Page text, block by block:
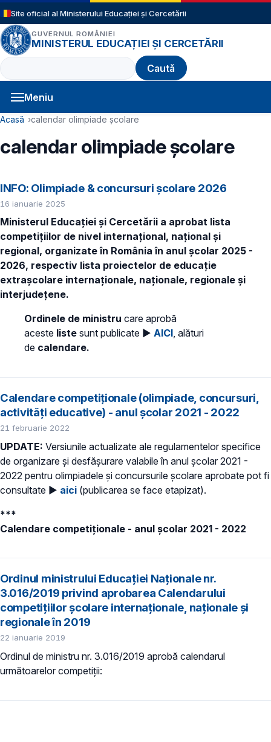
Sari la conținutul principal
Site oficial al Ministerului Educației și Cercetării
GUVERNUL ROMÂNIEI
MINISTERUL EDUCAȚIEI ȘI CERCETĂRII
Caută
Meniu
Navigație principală
Cale de navigare
Acasă calendar olimpiade școlare
calendar olimpiade școlare
INFO: Olimpiade & concursuri școlare 2026
16 ianuarie 2025
Ministerul Educației și Cercetării a aprobat lista
competițiilor de nivel internațional, național și
regional, organizate în România în anul școlar 2025 -
2026, respectiv lista proiectelor de educație
extrașcolare internaționale, naționale, regionale și
interjudețene.
Ordinele de ministru care aprobă
aceste liste sunt publicate ► AICI, alături
de calendare.
Calendare competiționale (olimpiade, concursuri,
activități educative) - anul școlar 2021 - 2022
21 februarie 2022
UPDATE: Versiunile actualizate ale regulamentelor specifice
de organizare și desfășurare valabile în anul școlar 2021 -
2022 pentru olimpiadele și concursurile școlare aprobate pot fi
consultate ► aici (publicarea se face etapizat).
***
Calendare competiționale - anul școlar 2021 - 2022
Ordinul ministrului Educației Naționale nr.
3.016/2019 privind aprobarea Calendarului
competițiilor școlare internaționale, naționale și
regionale în 2019
22 ianuarie 2019
Ordinul de ministru nr. 3.016/2019 aprobă calendarul
următoarelor competiții: